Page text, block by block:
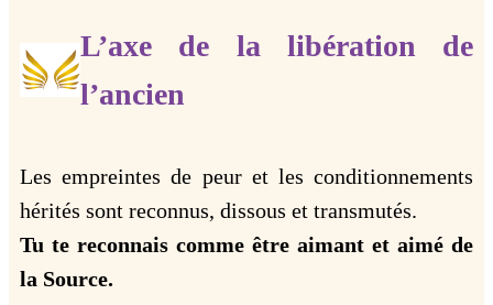
L’axe de la libération de
l’ancien
Les empreintes de peur et les conditionnements
hérités sont reconnus, dissous et transmutés.
Tu te reconnais comme être aimant et aimé de
la Source.